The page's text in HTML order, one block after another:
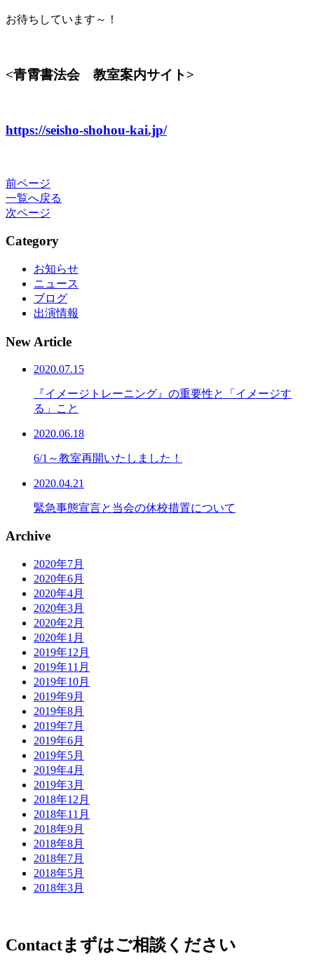
お待ちしています～！
<青霄書法会 教室案内サイト>
https://seisho-shohou-kai.jp/
前ページ
一覧へ戻る
次ページ
Category
お知らせ
ニュース
ブログ
出演情報
New Article
2020.07.15
『イメージトレーニング』の重要性と「イメージす
る」こと
2020.06.18
6/1～教室再開いたしました！
2020.04.21
緊急事態宣言と当会の休校措置について
Archive
2020年7月
2020年6月
2020年4月
2020年3月
2020年2月
2020年1月
2019年12月
2019年11月
2019年10月
2019年9月
2019年8月
2019年7月
2019年6月
2019年5月
2019年4月
2019年3月
2018年12月
2018年11月
2018年9月
2018年8月
2018年7月
2018年5月
2018年3月
Contactまずはご相談ください